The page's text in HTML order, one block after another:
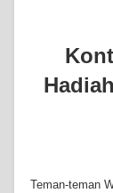
Teman-teman